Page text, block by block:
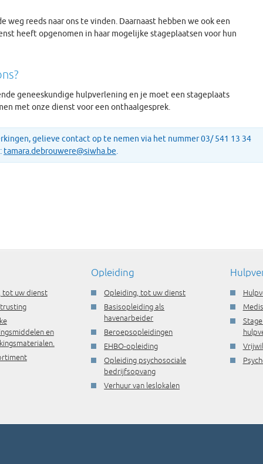
weg reeds naar ons te vinden. Daarnaast hebben we ook een
heeft opgenomen in haar mogelijke stageplaatsen voor hun
geneeskundige hulpverlening en je moet een stageplaats
met onze dienst voor een onthaalgesprek.
gelieve contact op te nemen via het nummer 03/ 541 13 34
tamara.debrouwere@siwha.be
tot uw dienst
en
Opleiding
Opleiding, tot uw dienst
Basisopleiding als
havenarbeider
Beroepsopleidingen
EHBO-opleiding
Opleiding psychosociale
bedrijfsopvang
Verhuur van leslokalen